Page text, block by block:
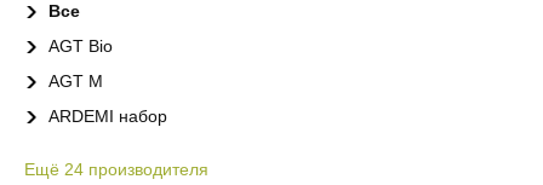
Все
AGT Bio
AGT M
ARDEMI набор
Ещё 24 производителя